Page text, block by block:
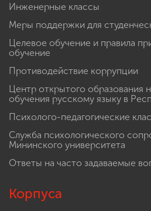
Инженерные классы
Меры поддержки для
Целевое обучение и правила
обучение
Противодействие коррупции
Центр открытого образования
обучения русскому языку в
Психолого-педагогические
Служба психологического
Мининского университета
Ответы на часто задаваемые
Корпуса